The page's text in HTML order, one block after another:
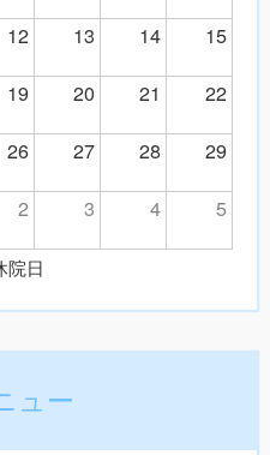
12 13 14
15
19 20 21
22
26 27 28
29
2 3 4 5
院日
ュー